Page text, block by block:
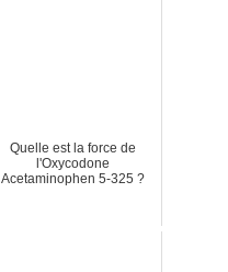
Quelle est la force de
l'Oxycodone
Acetaminophen 5-325 ?